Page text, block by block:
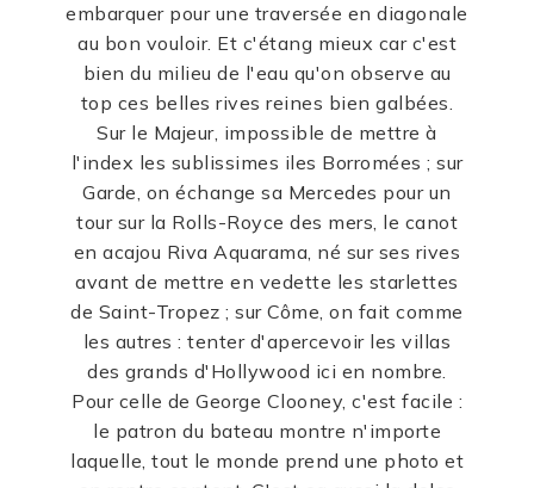
embarquer pour une traversée en diagonale
au bon vouloir. Et c'étang mieux car c'est
bien du milieu de l'eau qu'on observe au
top ces belles rives reines bien galbées.
Sur le Majeur, impossible de mettre à
l'index les sublissimes iles Borromées ; sur
Garde, on échange sa Mercedes pour un
tour sur la Rolls-Royce des mers, le canot
en acajou Riva Aquarama, né sur ses rives
avant de mettre en vedette les starlettes
de Saint-Tropez ; sur Côme, on fait comme
les autres : tenter d'apercevoir les villas
des grands d'Hollywood ici en nombre.
Pour celle de George Clooney, c'est facile :
le patron du bateau montre n'importe
laquelle, tout le monde prend une photo et